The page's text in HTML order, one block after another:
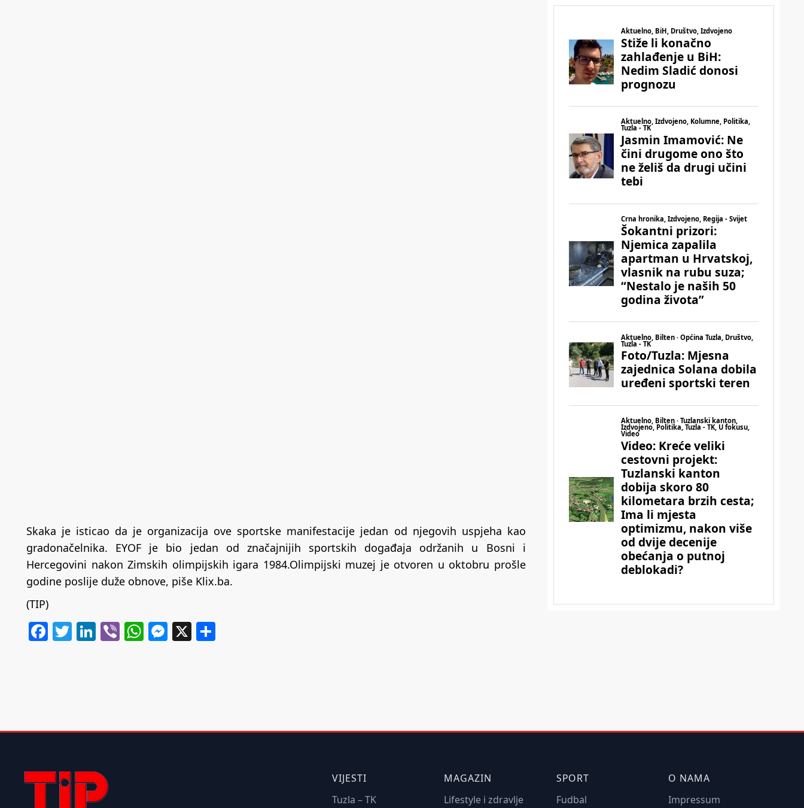
Skaka je isticao da je organizacija ove sportske manifestacije jedan od njegovih uspjeha kao
gradonačelnika. EYOF je bio jedan od značajnijih sportskih događaja održanih u Bosni i
Hercegovini nakon Zimskih olimpijskih igara 1984.Olimpijski muzej je otvoren u oktobru prošle
godine poslije duže obnove, piše Klix.ba.
(TIP)
Facebook
Twitter
LinkedIn
ViberWhatsApp
Messenger
X
VIJESTI
Tuzla – TK
MAGAZIN
Lifestyle i zdravlje
SPORT
Fudbal
O NAMA
Impressum